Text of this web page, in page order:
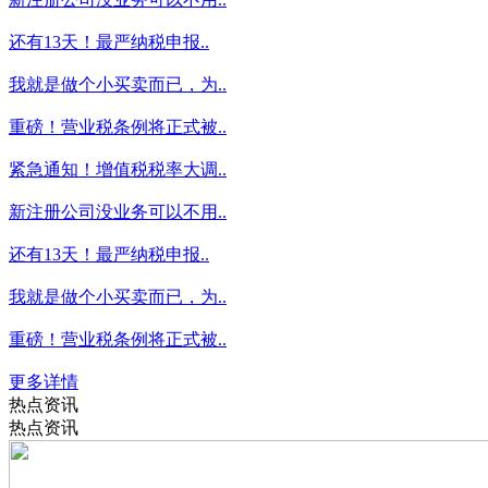
还有13天！最严纳税申报..
我就是做个小买卖而已，为..
重磅！营业税条例将正式被..
紧急通知！增值税税率大调..
新注册公司没业务可以不用..
还有13天！最严纳税申报..
我就是做个小买卖而已，为..
重磅！营业税条例将正式被..
更多详情
热点资讯
热点资讯